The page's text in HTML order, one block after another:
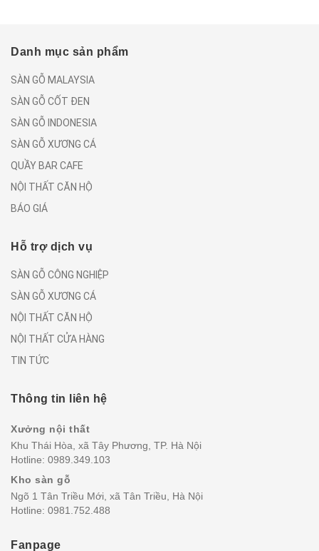
Danh mục sản phẩm
SÀN GỖ MALAYSIA
SÀN GỖ CỐT ĐEN
SÀN GỖ INDONESIA
SÀN GỖ XƯƠNG CÁ
QUẦY BAR CAFE
NỘI THẤT CĂN HỘ
BÁO GIÁ
Hỗ trợ dịch vụ
SÀN GỖ CÔNG NGHIỆP
SÀN GỖ XƯƠNG CÁ
NỘI THẤT CĂN HỘ
NỘI THẤT CỬA HÀNG
TIN TỨC
Thông tin liên hệ
Xưởng nội thất
Khu Thái Hòa, xã Tây Phương, TP. Hà Nội
Hotline: 0989.349.103
Kho sàn gỗ
Ngõ 1 Tân Triều Mới, xã Tân Triều, Hà Nội
Hotline: 0981.752.488
Fanpage